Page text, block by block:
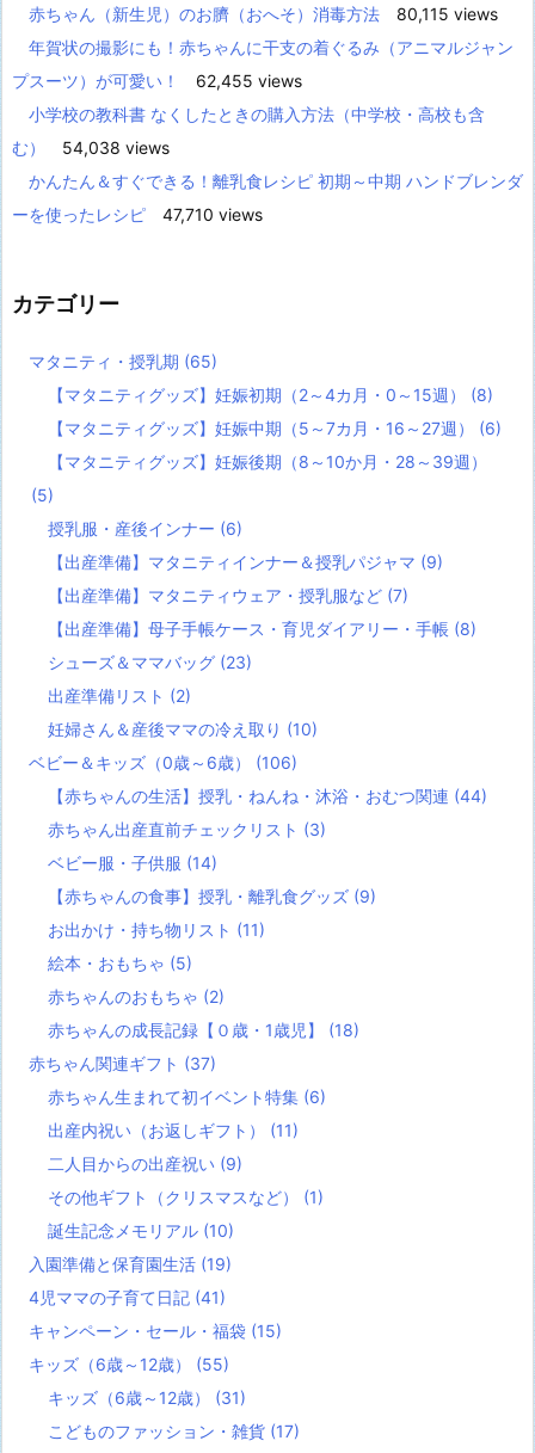
赤ちゃん（新生児）のお臍（おへそ）消毒方法
80,115 views
年賀状の撮影にも！赤ちゃんに干支の着ぐるみ（アニマルジャン
プスーツ）が可愛い！
62,455 views
小学校の教科書 なくしたときの購入方法（中学校・高校も含
む）
54,038 views
かんたん＆すぐできる！離乳食レシピ 初期～中期 ハンドブレンダ
ーを使ったレシピ
47,710 views
カテゴリー
マタニティ・授乳期 (65)
【マタニティグッズ】妊娠初期（2～4カ月・0～15週） (8)
【マタニティグッズ】妊娠中期（5～7カ月・16～27週） (6)
【マタニティグッズ】妊娠後期（8～10か月・28～39週）
(5)
授乳服・産後インナー (6)
【出産準備】マタニティインナー＆授乳パジャマ (9)
【出産準備】マタニティウェア・授乳服など (7)
【出産準備】母子手帳ケース・育児ダイアリー・手帳 (8)
シューズ＆ママバッグ (23)
出産準備リスト (2)
妊婦さん＆産後ママの冷え取り (10)
ベビー＆キッズ（0歳～6歳） (106)
【赤ちゃんの生活】授乳・ねんね・沐浴・おむつ関連 (44)
赤ちゃん出産直前チェックリスト (3)
ベビー服・子供服 (14)
【赤ちゃんの食事】授乳・離乳食グッズ (9)
お出かけ・持ち物リスト (11)
絵本・おもちゃ (5)
赤ちゃんのおもちゃ (2)
赤ちゃんの成長記録【０歳・1歳児】 (18)
赤ちゃん関連ギフト (37)
赤ちゃん生まれて初イベント特集 (6)
出産内祝い（お返しギフト） (11)
二人目からの出産祝い (9)
その他ギフト（クリスマスなど） (1)
誕生記念メモリアル (10)
入園準備と保育園生活 (19)
4児ママの子育て日記 (41)
キャンペーン・セール・福袋 (15)
キッズ（6歳～12歳） (55)
キッズ（6歳～12歳） (31)
こどものファッション・雑貨 (17)